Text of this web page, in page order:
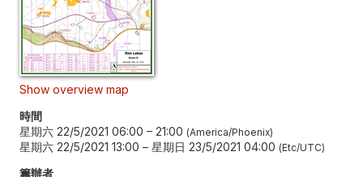
Show overview map
時間
星期六 22/5/2021 06:00 – 21:00 America/Phoenix
星期六 22/5/2021 13:00 – 星期日 23/5/2021 04:00 Etc/UTC
籌辦者